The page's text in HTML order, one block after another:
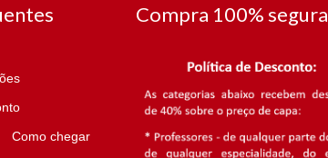
Como chegar
Compra 100% segura